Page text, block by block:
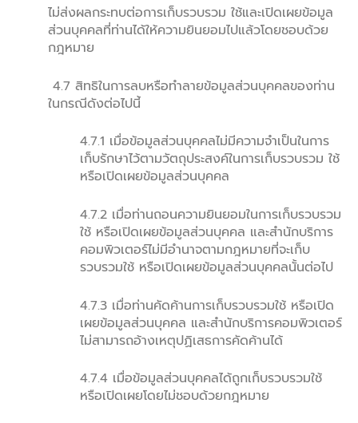
ไม่ส่งผลกระทบต่อการเก็บรวบรวม ใช้และเปิดเผยข้อมูล
ส่วนบุคคลที่ท่านได้ให้ความยินยอมไปแล้วโดยชอบด้วย
กฎหมาย
4.7 สิทธิในการลบหรือทำลายข้อมูลส่วนบุคคลของท่าน
ในกรณีดังต่อไปนี้
4.7.1 เมื่อข้อมูลส่วนบุคคลไม่มีความจำเป็นในการ
เก็บรักษาไว้ตามวัตถุประสงค์ในการเก็บรวบรวม ใช้
หรือเปิดเผยข้อมูลส่วนบุคคล
4.7.2 เมื่อท่านถอนความยินยอมในการเก็บรวบรวม
ใช้ หรือเปิดเผยข้อมูลส่วนบุคคล และสำนักบริการ
คอมพิวเตอร์ไม่มีอำนาจตามกฎหมายที่จะเก็บ
รวบรวมใช้ หรือเปิดเผยข้อมูลส่วนบุคคลนั้นต่อไป
4.7.3 เมื่อท่านคัดค้านการเก็บรวบรวมใช้ หรือเปิด
เผยข้อมูลส่วนบุคคล และสำนักบริการคอมพิวเตอร์
ไม่สามารถอ้างเหตุปฏิเสธการคัดค้านได้
4.7.4 เมื่อข้อมูลส่วนบุคคลได้ถูกเก็บรวบรวมใช้
หรือเปิดเผยโดยไม่ชอบด้วยกฎหมาย